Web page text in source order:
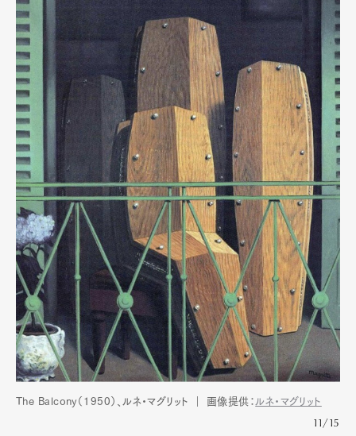
Art&DesignWatchFashion
Gourmet Cars
ProductCultureLifestyle
Pen Membership
Magazine
Official Columnist
About
Contact
Pen Meet
Pen international Pen tw
The Balcony（1950）、ルネ・マグリット ｜ 画像提供： ルネ・マグリット
11/15